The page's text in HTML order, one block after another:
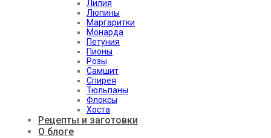
Лилия
Люпины
Маргаритки
Монарда
Петуния
Пионы
Розы
Самшит
Спирея
Тюльпаны
Флоксы
Хоста
Рецепты и заготовки
О блоге